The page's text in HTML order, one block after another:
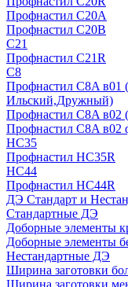
Профнастил С20А
Профнастил С20В
C21
Профнастил С21R
C8
Профнастил С8A в01
Ильский,Дружный)
Профнастил С8A в02
Профнастил С8A в02
HС35
Профнастил HC35R
НС44
Профнастил НС44R
ДЭ Стандарт и
Стандартные ДЭ
Доборные элементы
Доборные элементы
Нестандартные ДЭ
Ширина заготовки
Ширина заготовки